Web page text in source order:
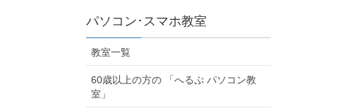
パソコン･スマホ教室
教室一覧
60歳以上の方の 「へるぷ パソコン教
室」